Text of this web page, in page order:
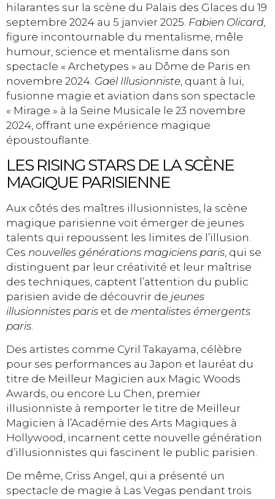
hilarantes sur la scène du Palais des Glaces du 19
septembre 2024 au 5 janvier 2025. Fabien Olicard,
figure incontournable du mentalisme, mêle
humour, science et mentalisme dans son
spectacle « Archetypes » au Dôme de Paris en
novembre 2024. Gaël Illusionniste, quant à lui,
fusionne magie et aviation dans son spectacle
« Mirage » à la Seine Musicale le 23 novembre
2024, offrant une expérience magique
époustouflante.
LES RISING STARS DE LA SCÈNE
MAGIQUE PARISIENNE
Aux côtés des maîtres illusionnistes, la scène
magique parisienne voit émerger de jeunes
talents qui repoussent les limites de l’illusion.
Ces nouvelles générations magiciens paris , qui se
distinguent par leur créativité et leur maîtrise
des techniques, captent l’attention du public
parisien avide de découvrir de jeunes
illusionnistes paris et de mentalistes émergents
paris
Des artistes comme Cyril Takayama, célèbre
pour ses performances au Japon et lauréat du
titre de Meilleur Magicien aux Magic Woods
Awards, ou encore Lu Chen, premier
illusionniste à remporter le titre de Meilleur
Magicien à l’Académie des Arts Magiques à
Hollywood, incarnent cette nouvelle génération
d’illusionnistes qui fascinent le public parisien.
De même, Criss Angel, qui a présenté un
spectacle de magie à Las Vegas pendant trois